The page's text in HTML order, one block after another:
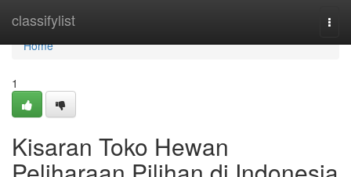
classifylist
Home
Home
1
Kisaran Toko Hewan